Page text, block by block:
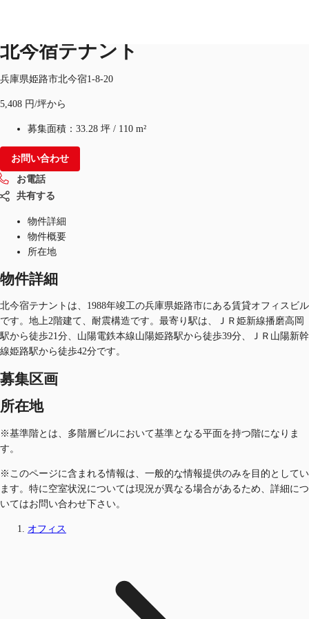
オフィス・事務所
倉庫・物流センター
地図検索
記事
お気に入り
お電話
北今宿テナント
兵庫県姫路市北今宿1-8-20
5,408 円/坪から
募集面積： 33.28 坪 / 110 m²
お問い合わせ
お電話
共有する
物件詳細
物件概要
所在地
物件詳細
北今宿テナントは、1988年竣工の兵庫県姫路市にある賃貸オフィスビル
です。地上2階建て、耐震構造です。最寄り駅は、ＪＲ姫新線播磨高岡
駅から徒歩21分、山陽電鉄本線山陽姫路駅から徒歩39分、ＪＲ山陽新幹
線姫路駅から徒歩42分です。
募集区画
所在地
※基準階とは、多階層ビルにおいて基準となる平面を持つ階になりま
す。
※このページに含まれる情報は、一般的な情報提供のみを目的としてい
ます。特に空室状況については現況が異なる場合があるため、詳細につ
いてはお問い合わせ下さい。
オフィス